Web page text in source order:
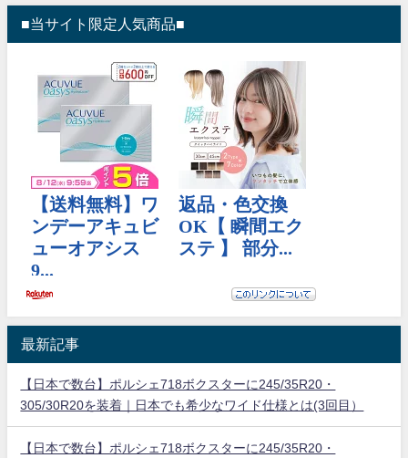
■当サイト限定人気商品■
最新記事
【日本で数台】ポルシェ718ボクスターに245/35R20・
305/30R20を装着｜日本でも希少なワイド仕様とは(3回目）
【日本で数台】ポルシェ718ボクスターに245/35R20・